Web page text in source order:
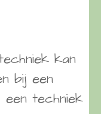
kan
bij een
techniek